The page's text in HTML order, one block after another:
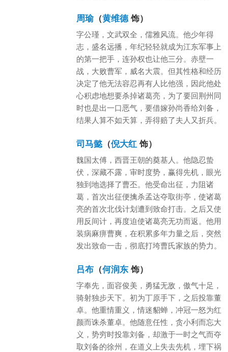
周瑜 （黄维德饰）
字公瑾，文武双全，儒雅风流。他少年得
志，盛名远播，年纪轻轻就成为江东军事上
的第一把手，连孙权也让他三分。赤壁一
战，大败曹军，威名大震。但其性格和经历
决定了他无法容忍再有人比他强，因此他处
心积虑地想要杀掉诸葛亮，为了要回荆州同
时也是出一口恶气，要借嫁孙尚香给刘备，
结果人算不如天算，弄得赔了夫人又折兵。
司马懿（倪大红 饰）
魏国太傅，西晋王朝的奠基人。他隐忍蛰
伏，深藏不露，审时度势，赢得先机，眼光
独到地选择了曹丕。他受命出征，力阻诸
葛，首次出征便擒杀孟达夺取街亭，使诸葛
亮的首次北伐计划遭到致命打击。之后又使
用反间计，再度迫使诸葛亮无功而返。他用
装病麻痹曹爽，在积累多年力量之后，突然
发出致命一击，彻底打垮曹氏家族的势力。
吕布 （何润东 饰）
字奉先，面容俊美，勇猛无敌，傲气十足，
骑射独步天下。初为丁原手下，之后投靠董
卓。他重情重义，情迷貂蝉，冲冠一怒为红
颜而诛杀董卓。他随意任性，贪小利而忘大
义，势穷时投靠刘备，却激于一时之气而夺
取刘备的徐州，在道义上失去先机，埋下祸